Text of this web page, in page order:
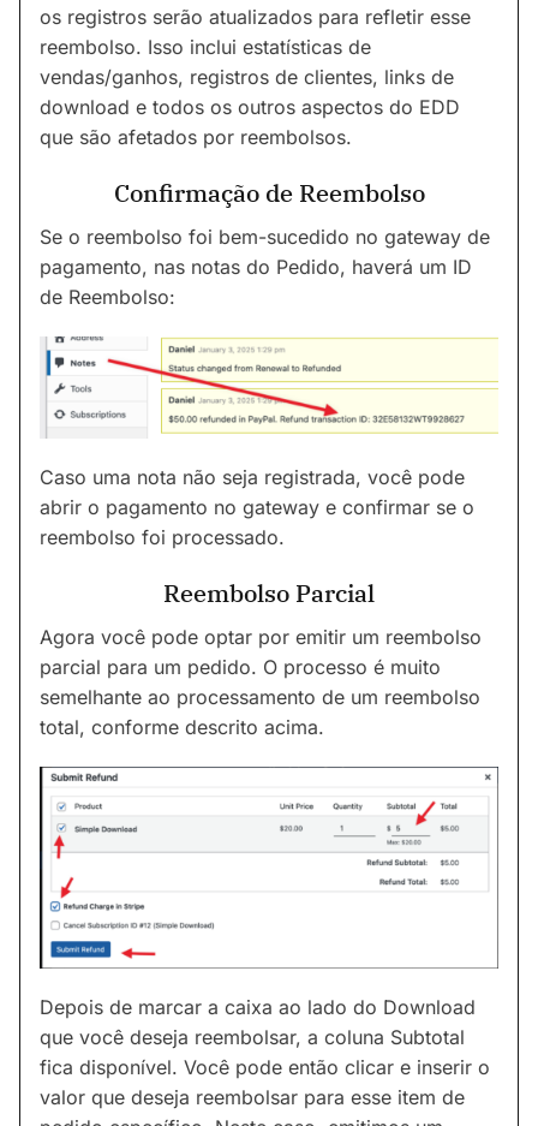
os registros serão atualizados para refletir esse
reembolso. Isso inclui estatísticas de
vendas/ganhos, registros de clientes, links de
download e todos os outros aspectos do EDD
que são afetados por reembolsos.
Confirmação de Reembolso
Se o reembolso foi bem-sucedido no gateway de
pagamento, nas notas do Pedido, haverá um ID
de Reembolso:
Caso uma nota não seja registrada, você pode
abrir o pagamento no gateway e confirmar se o
reembolso foi processado.
Reembolso Parcial
Agora você pode optar por emitir um reembolso
parcial para um pedido. O processo é muito
semelhante ao processamento de um reembolso
total, conforme descrito acima.
Depois de marcar a caixa ao lado do Download
que você deseja reembolsar, a coluna Subtotal
fica disponível. Você pode então clicar e inserir o
valor que deseja reembolsar para esse item de